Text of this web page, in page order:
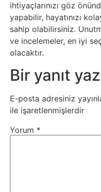
Ürün
Tanıtımı
Web
Siteleri
ihtiyaçlarınızı göz
yapabilir, hayatınızı
sahip olabilirsiniz.
ve incelemeler, en iyi
olacaktır.
Bir yanıt
E-posta adresiniz
ile işaretlenmişlerdir
Yorum *